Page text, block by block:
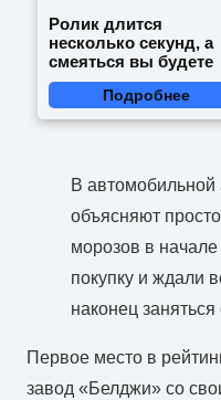
Ролик длится
несколько секунд, а
смеяться вы будете
долго
Подробнее
В
объясняют
морозов в
покупку и ждали
наконец
Первое место в
завод «Белджи» со